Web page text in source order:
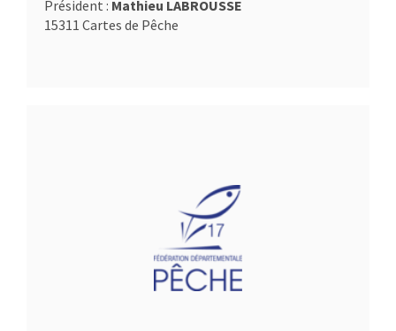
Président : Mathieu LABROUSSE
15311 Cartes de Pêche